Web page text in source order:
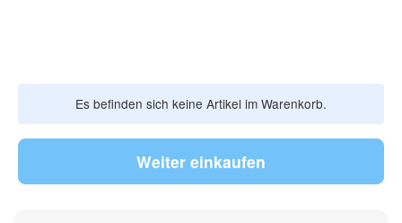
Es befinden sich keine Artikel im Warenkorb.
Weiter einkaufen